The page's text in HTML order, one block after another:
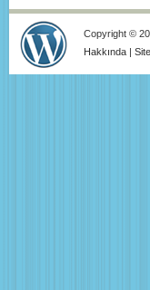
Copyright ©
Hakkında |